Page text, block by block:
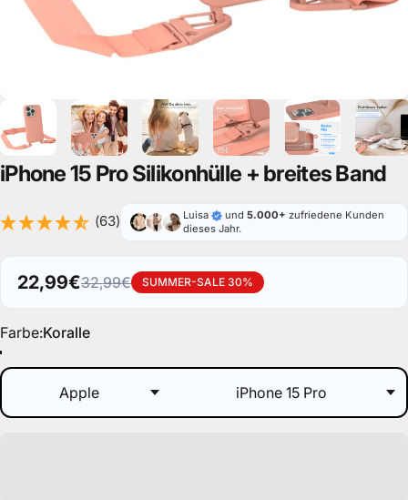
iPhone15 ProSilikonhülle + breitesBand
(63) Luisa und 5.000+ zufriedene Kunden
dieses Jahr.
Verkaufspreis
22,99€
Normaler Preis
32,99€ SUMMER-SALE 30%
Farbe
Farbe:Koralle